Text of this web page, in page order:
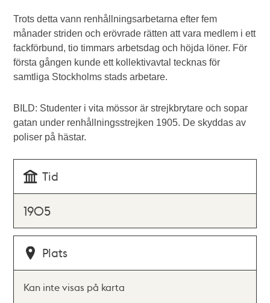
Trots detta vann renhållningsarbetarna efter fem
månader striden och erövrade rätten att vara medlem i ett
fackförbund, tio timmars arbetsdag och höjda löner. För
första gången kunde ett kollektivavtal tecknas för
samtliga Stockholms stads arbetare.
BILD: Studenter i vita mössor är strejkbrytare och sopar
gatan under renhållningsstrejken 1905. De skyddas av
poliser på hästar.
Tid
1905
Plats
Kan inte visas på karta